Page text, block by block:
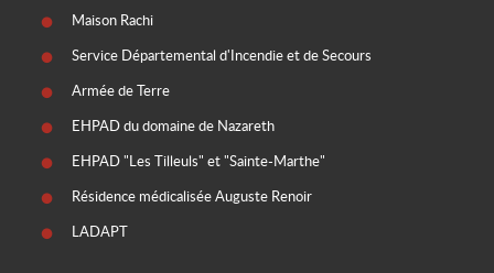
Maison Rachi
Service Départemental d'Incendie et de Secours
Armée de Terre
EHPAD du domaine de Nazareth
EHPAD "Les Tilleuls" et "Sainte-Marthe"
Résidence médicalisée Auguste Renoir
LADAPT